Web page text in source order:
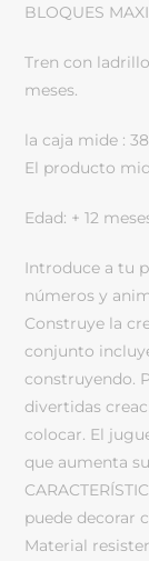
BLOQUES
Tren con
meses.
la caja mide :
El producto
Edad: + 12
Introduce a tu
números y
Construye la
conjunto
construyendo.
divertidas
colocar. El
que aumenta
puede decorar
Material